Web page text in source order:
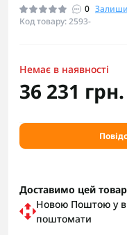
0
Код товару: 2593-
Немає в наявності
36 231 грн.
Доставимо цей
Новою Поштою у
поштомати